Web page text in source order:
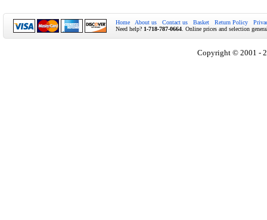
Home About us Contact us Basket Return Policy
Need help? 1-718-787-0664 . Online prices and selection
Copyright © 2001 -